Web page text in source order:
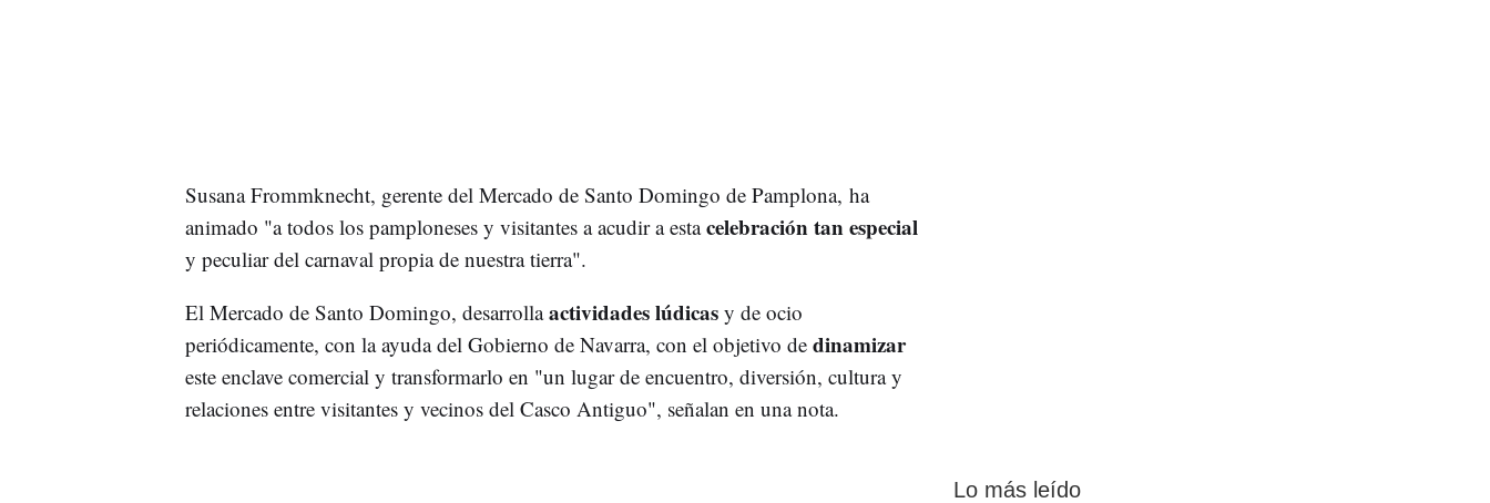
Susana Frommknecht, gerente del Mercado de Santo Domingo de Pamplona, ha
animado "a todos los pamploneses y visitantes a acudir a estacelebración tan especial
y peculiar del carnaval propia de nuestra tierra".
El Mercado de Santo Domingo, desarrollaactividades lúdicasy de ocio
periódicamente, con la ayuda del Gobierno de Navarra, con el objetivo de dinamizar
este enclave comercial y transformarlo en "un lugar de encuentro, diversión, cultura y
relaciones entre visitantes y vecinos del Casco Antiguo", señalan en una nota.
Lo más leído